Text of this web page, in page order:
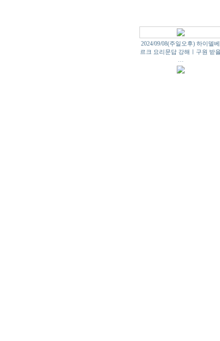
2024/09/08(주일오후) 하이델베
르크 요리문답 강해ㅣ구원 받
…